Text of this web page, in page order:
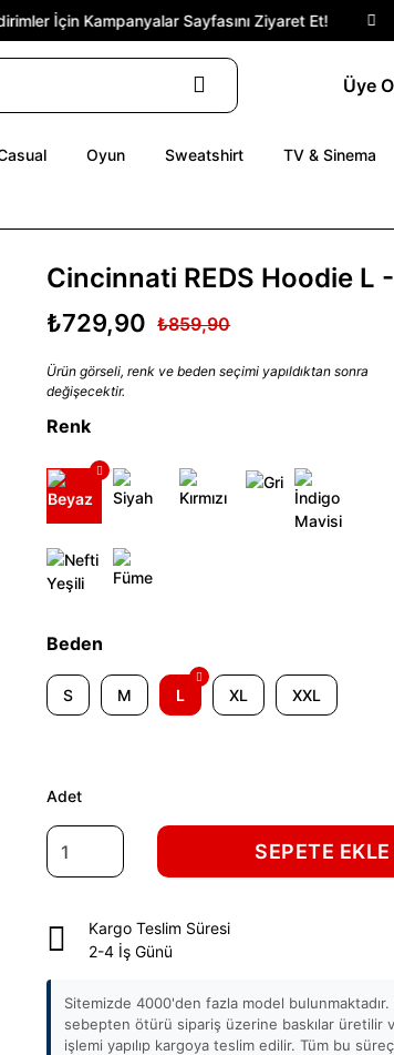
İçin Kampanyalar Sayfasını Ziyaret Et!
Üye
Oyun Sweatshirt TV & Sinema
Cincinnati REDS Hoodie L
₺729,90 ₺859,90
Ürün görseli, renk ve beden seçimi yapıldıktan sonra
değişecektir.
Renk
Beden
S M L XL XXL
Adet
SEPETE EKLE
Kargo Teslim Süresi
2-4 İş Günü
Sitemizde 4000'den fazla model bulunmaktadır.
sebepten ötürü sipariş üzerine baskılar üretilir
işlemi yapılıp kargoya teslim edilir. Tüm bu